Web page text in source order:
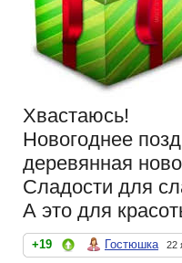
Хвастаюсь!
Новогоднее
деревянная
Сладости для
А это для
+19 Гостюшка 22